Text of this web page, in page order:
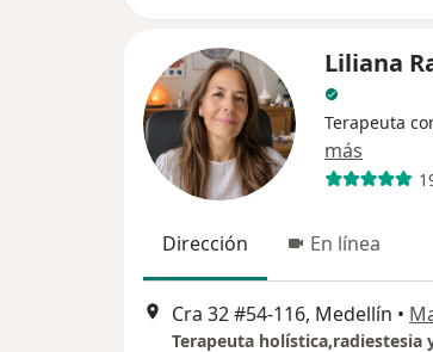
Liliana
Terapeuta
más
Dirección En línea
Cra 32 #54-116, Medellín •
Terapeuta holística,radiestesia